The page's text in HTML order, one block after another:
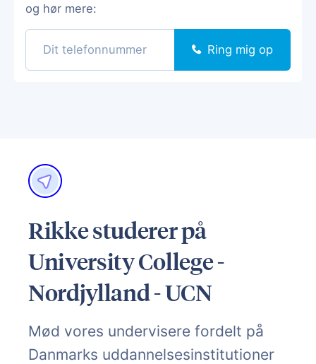
og hør mere:
Ring mig op
Rikke studerer på
University College -
Nordjylland - UCN
Mød vores undervisere fordelt på
Danmarks uddannelsesinstitutioner